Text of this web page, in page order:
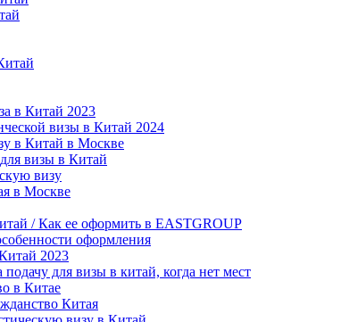
в Китай 2023
визы в Китай 2024
в Китай в Москве
визы в Китай
визу
в Москве
/ Как ее оформить в EASTGROUP
оформления
2023
подачу для визы в китай, когда нет мест
в Китае
Китая